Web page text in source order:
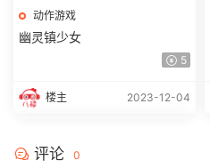
动作游戏
幽灵镇少女
5
楼主 2023-12-04
评论 0